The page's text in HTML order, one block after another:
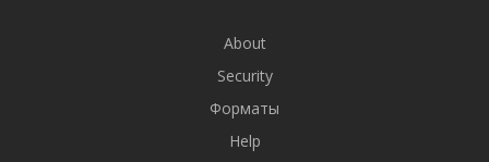
About
Security
Форматы
Help